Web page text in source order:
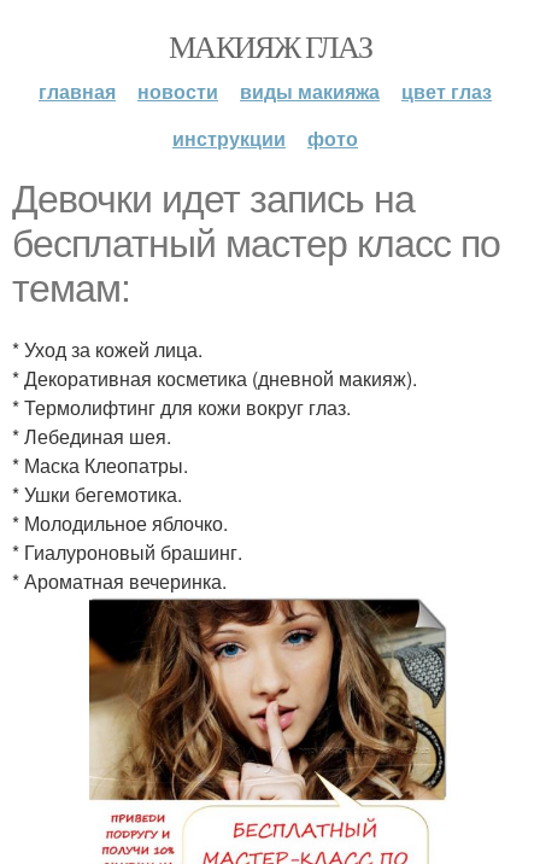
МАКИЯЖ ГЛАЗ
главная новости виды макияжа
цвет глаз
инструкции
фото
Девочки идет запись на
бесплатный мастер класс по
темам:
* Уход за кожей лица.
* Декоративная косметика (дневной макияж).
* Термолифтинг для кожи вокруг глаз.
* Лебединая шея.
* Маска Клеопатры.
* Ушки бегемотика.
* Молодильное яблочко.
* Гиалуроновый брашинг.
* Ароматная вечеринка.